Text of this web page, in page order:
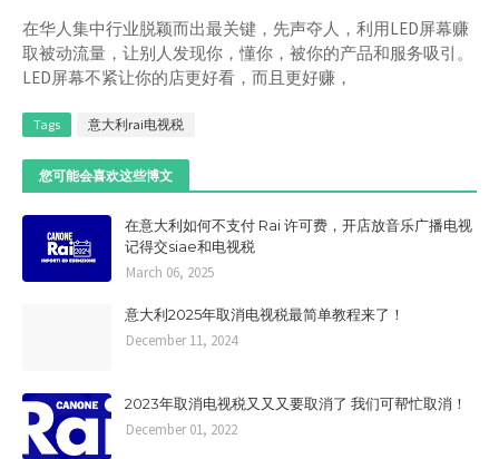
在华人集中行业脱颖而出最关键，先声夺人，利用LED屏幕赚
取被动流量，让别人发现你，懂你，被你的产品和服务吸引。
LED屏幕不紧让你的店更好看，而且更好赚，
Tags 意大利rai电视税
您可能会喜欢这些博文
在意大利如何不支付 Rai 许可费，开店放音乐广播电视
记得交siae和电视税
March 06, 2025
意大利2025年取消电视税最简单教程来了！
December 11, 2024
2023年取消电视税又又又要取消了 我们可帮忙取消！
December 01, 2022